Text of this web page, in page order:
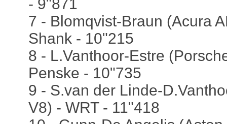
- 9"871
7 - Blomqvist-Braun (Acura
Shank - 10"215
8 - L.Vanthoor-Estre
Penske - 10"735
9 - S.van der Linde-
V8) - WRT - 11"418